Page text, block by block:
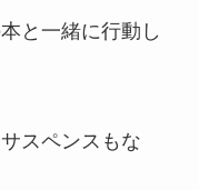
と一緒に行動し
スペンスもな